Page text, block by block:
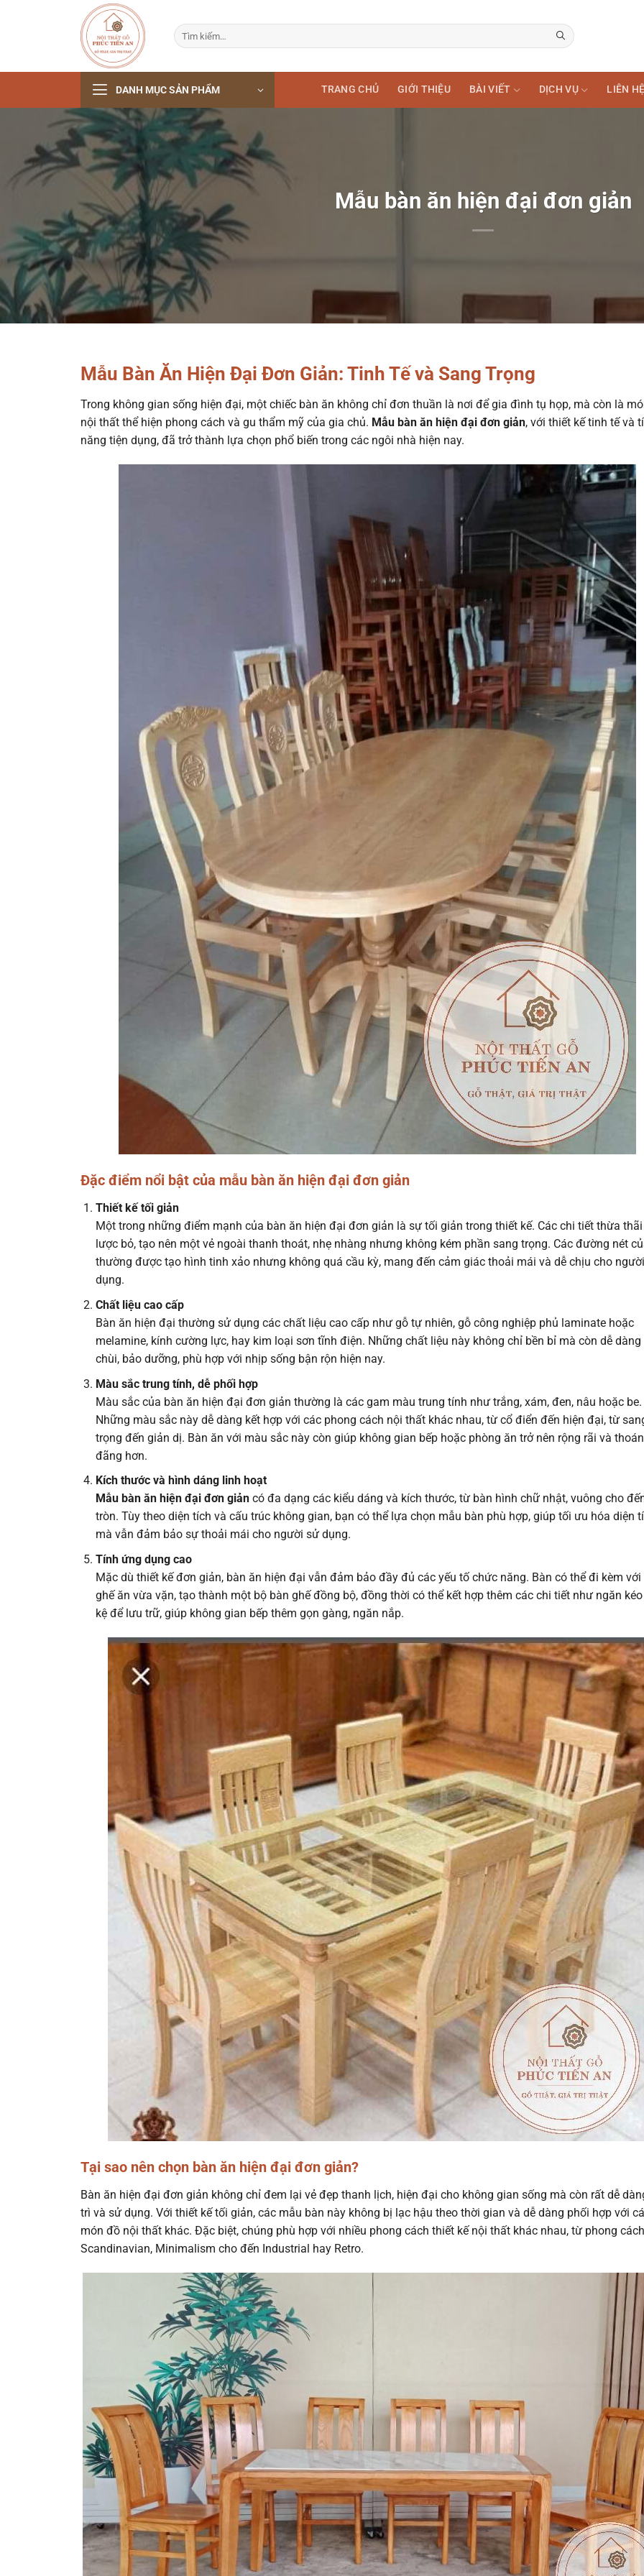
Tìm
kiếm:
DANH MỤC SẢN PHẨM TRANG CHỦ GIỚI THIỆU BÀI VIẾT DỊCH VỤ LIÊN HỆ
Mẫu bàn ăn hiện đại đơn giản
Mẫu Bàn Ăn Hiện Đại Đơn Giản: Tinh Tế và Sang Trọng
Trong không gian sống hiện đại, một chiếc bàn ăn không chỉ đơn thuần là nơi để gia đình tụ họp, mà còn là
nội thất thể hiện phong cách và gu thẩm mỹ của gia chủ. Mẫu bàn ăn hiện đại đơn giản, với thiết kế tinh tế và
năng tiện dụng, đã trở thành lựa chọn phổ biến trong các ngôi nhà hiện nay.
Đặc điểm nổi bật của mẫu bàn ăn hiện đại đơn giản
Thiết kế tối giản
Một trong những điểm mạnh của bàn ăn hiện đại đơn giản là sự tối giản trong thiết kế. Các chi tiết thừa
lược bỏ, tạo nên một vẻ ngoài thanh thoát, nhẹ nhàng nhưng không kém phần sang trọng. Các đường nét
thường được tạo hình tinh xảo nhưng không quá cầu kỳ, mang đến cảm giác thoải mái và dễ chịu cho
dụng.
Chất liệu cao cấp
Bàn ăn hiện đại thường sử dụng các chất liệu cao cấp như gỗ tự nhiên, gỗ công nghiệp phủ laminate hoặc
melamine, kính cường lực, hay kim loại sơn tĩnh điện. Những chất liệu này không chỉ bền bỉ mà còn dễ dàng
chùi, bảo dưỡng, phù hợp với nhịp sống bận rộn hiện nay.
Màu sắc trung tính, dễ phối hợp
Màu sắc của bàn ăn hiện đại đơn giản thường là các gam màu trung tính như trắng, xám, đen, nâu hoặc be.
Những màu sắc này dễ dàng kết hợp với các phong cách nội thất khác nhau, từ cổ điển đến hiện đại, từ
trọng đến giản dị. Bàn ăn với màu sắc này còn giúp không gian bếp hoặc phòng ăn trở nên rộng rãi và
đãng hơn.
Kích thước và hình dáng linh hoạt
Mẫu bàn ăn hiện đại đơn giảncó đa dạng các kiểu dáng và kích thước, từ bàn hình chữ nhật, vuông cho
tròn. Tùy theo diện tích và cấu trúc không gian, bạn có thể lựa chọn mẫu bàn phù hợp, giúp tối ưu hóa diện
mà vẫn đảm bảo sự thoải mái cho người sử dụng.
Tính ứng dụng cao
Mặc dù thiết kế đơn giản, bàn ăn hiện đại vẫn đảm bảo đầy đủ các yếu tố chức năng. Bàn có thể đi kèm với
ghế ăn vừa vặn, tạo thành một bộ bàn ghế đồng bộ, đồng thời có thể kết hợp thêm các chi tiết như ngăn
kệ để lưu trữ, giúp không gian bếp thêm gọn gàng, ngăn nắp.
Tại sao nên chọn bàn ăn hiện đại đơn giản?
Bàn ăn hiện đại đơn giản không chỉ đem lại vẻ đẹp thanh lịch, hiện đại cho không gian sống mà còn rất dễ
trì và sử dụng. Với thiết kế tối giản, các mẫu bàn này không bị lạc hậu theo thời gian và dễ dàng phối hợp với
món đồ nội thất khác. Đặc biệt, chúng phù hợp với nhiều phong cách thiết kế nội thất khác nhau, từ phong cách
Scandinavian, Minimalism cho đến Industrial hay Retro.